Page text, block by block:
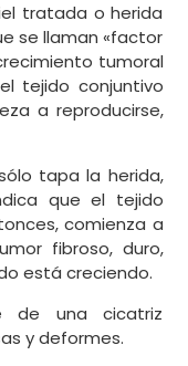
tratada o herida
se llaman «factor
tumoral
tejido conjuntivo
a reproducirse,
tapa la herida,
que el tejido
comienza a
fibroso, duro,
está creciendo.
de una cicatriz
y deformes.